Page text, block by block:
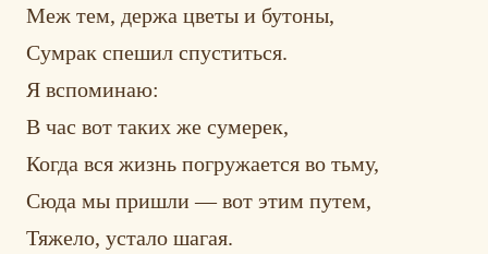
Меж тем, держа цветы и бутоны,
Сумрак спешил спуститься.
Я вспоминаю:
В час вот таких же сумерек,
Когда вся жизнь погружается во тьму,
Сюда мы пришли — вот этим путем,
Тяжело, устало шагая.